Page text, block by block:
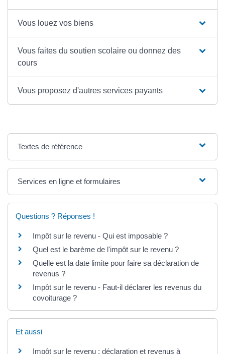
Vous louez vos biens
Vous faites du soutien scolaire ou donnez des
cours
Vous proposez d'autres services payants
Textes de référence
Services en ligne et formulaires
Questions ? Réponses !
Impôt sur le revenu - Qui est imposable ?
Quel est le barème de l'impôt sur le revenu ?
Quelle est la date limite pour faire sa déclaration de
revenus ?
Impôt sur le revenu - Faut-il déclarer les revenus du
covoiturage ?
Et aussi
Impôt sur le revenu : déclaration et revenus à